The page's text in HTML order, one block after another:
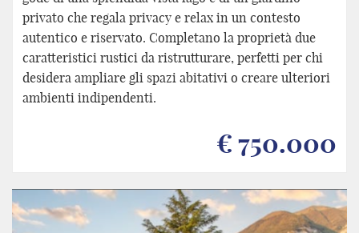
privato che regala privacy e relax in un contesto
autentico e riservato. Completano la proprietà due
caratteristici rustici da ristrutturare, perfetti per chi
desidera ampliare gli spazi abitativi o creare ulteriori
ambienti indipendenti.
€ 750.000